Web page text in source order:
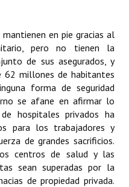
mantienen en pie gracias al
pero no tienen la
de sus asegurados, y
millones de habitantes
forma de seguridad
se afane en afirmar lo
hospitales privados ha
para los trabajadores y
de grandes sacrificios.
centros de salud y las
sean superadas por la
de propiedad privada.